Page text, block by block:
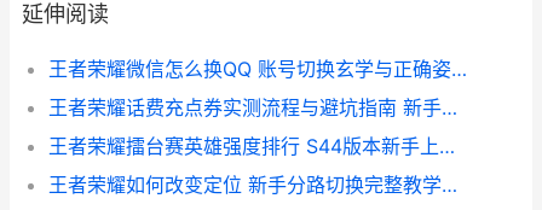
延伸阅读
王者荣耀微信怎么换QQ 账号切换玄学与正确姿势指南
王者荣耀话费充点券实测流程与避坑指南 新手必看
王者荣耀擂台赛英雄强度排行 S44版本新手上分推荐
王者荣耀如何改变定位 新手分路切换完整教学与数据解析指南